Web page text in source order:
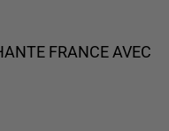
FRANCE AVEC